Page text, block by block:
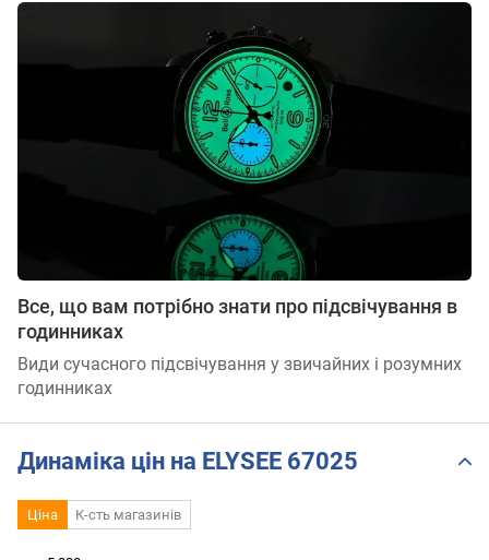
Все, що вам потрібно знати про підсвічування в
годинниках
Види сучасного підсвічування у звичайних і розумних
годинниках
Динаміка цін на ELYSEE 67025
Ціна К-сть магазинів